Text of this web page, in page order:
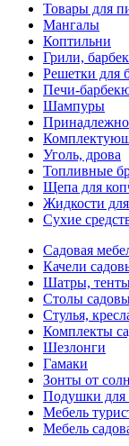
Товары для
Мангалы
Коптильни
Грили,
Решетки для
Печи-
Шампуры
Уголь, дрова
Топливные
Щепа для
Жидкости
Сухие
Садовая
Качели
Шатры,
Столы
Стулья,
Комплекты
Шезлонги
Гамаки
Зонты от
Подушки для
Мебель
Мебель